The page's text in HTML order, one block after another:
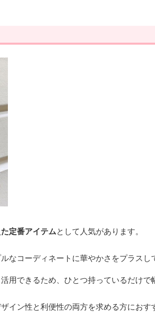
定番アイテムとして人気があります。
なコーディネートに華やかさをプラスし
用できるため、ひとつ持っているだけで
イン性と利便性の両方を求める方におす